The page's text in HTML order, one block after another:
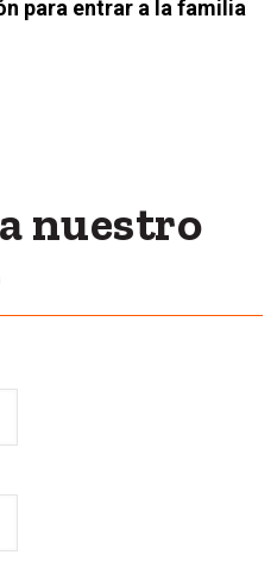
para entrar a la familia
nuestro